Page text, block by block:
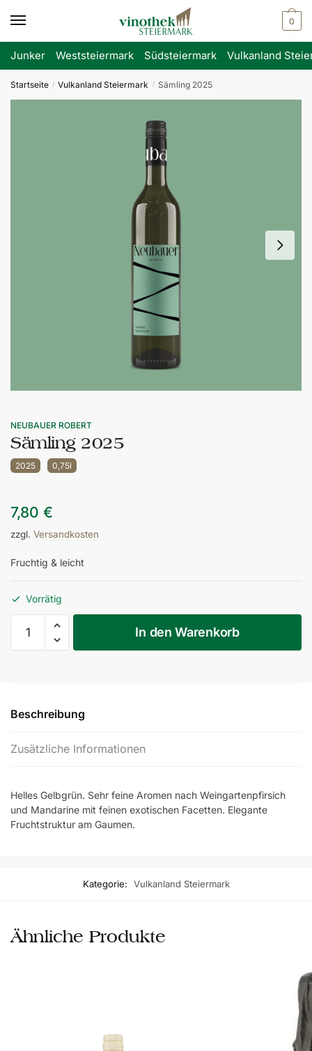
navigation
content
0
Junker Weststeiermark Südsteiermark Vulkanland
Startseite / Vulkanland Steiermark / Sämling 2025
NEUBAUER ROBERT
Sämling 2025
2025 0,75l
7,80 €
zzgl. Versandkosten
Fruchtig & leicht
Vorrätig
2025
In den Warenkorb
Beschreibung
Zusätzliche Informationen
Helles Gelbgrün. Sehr feine Aromen nach Weingartenpfirsich
und Mandarine mit feinen exotischen Facetten. Elegante
Fruchtstruktur am Gaumen.
Kategorie: Vulkanland Steiermark
Ähnliche Produkte